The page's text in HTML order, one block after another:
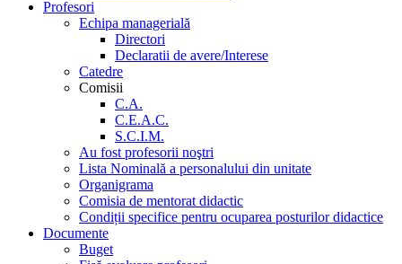
Profesori
Echipa managerială
Directori
Declaratii de avere/Interese
Catedre
Comisii
C.A.
C.E.A.C.
S.C.I.M.
Au fost profesorii noştri
Lista Nominală a personalului din unitate
Organigrama
Comisia de mentorat didactic
Condiții specifice pentru ocuparea posturilor didactice
Documente
Buget